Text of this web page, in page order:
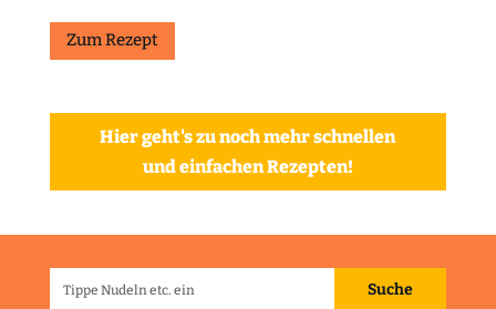
Zum Rezept
Hier geht's zu noch mehr schnellen
und einfachen Rezepten!